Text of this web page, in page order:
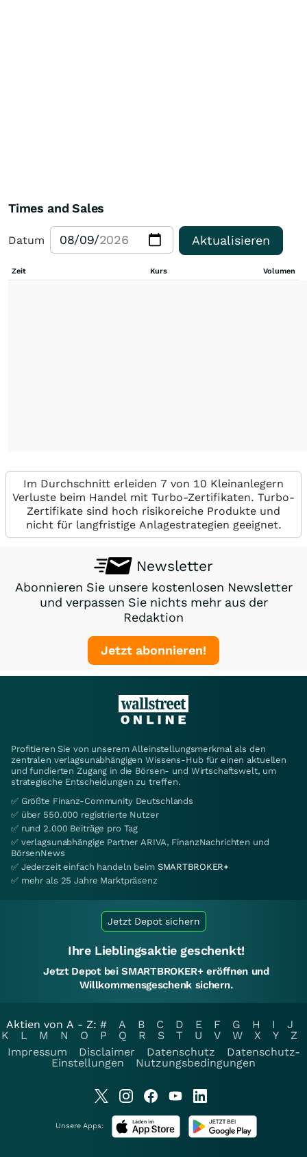
Times and Sales
Datum Aktualisieren
Zeit Kurs Volumen
Im Durchschnitt erleiden 7 von 10 Kleinanlegern
Verluste beim Handel mit Turbo-Zertifikaten. Turbo-
Zertifikate sind hoch risikoreiche Produkte und
nicht für langfristige Anlagestrategien geeignet.
Newsletter
Abonnieren Sie unsere kostenlosen Newsletter
und verpassen Sie nichts mehr aus der
Redaktion
Jetzt abonnieren!
Profitieren Sie von unserem Alleinstellungsmerkmal als den
zentralen verlagsunabhängigen Wissens-Hub für einen aktuellen
und fundierten Zugang in die Börsen- und Wirtschaftswelt, um
strategische Entscheidungen zu treffen.
✅ Größte Finanz-Community Deutschlands
✅ über 550.000 registrierte Nutzer
✅ rund 2.000 Beiträge pro Tag
✅ verlagsunabhängige Partner ARIVA, FinanzNachrichten und
BörsenNews
✅ Jederzeit einfach handeln beim SMARTBROKER+
✅ mehr als 25 Jahre Marktpräsenz
Jetzt Depot sichern
Ihre Lieblingsaktie geschenkt!
Jetzt Depot bei SMARTBROKER+ eröffnen und
Willkommensgeschenk sichern.
Aktien von A - Z: # A B C D E F G H I
J
K
L M N O P Q R S T U V W X Y
Z
Impressum
Disclaimer Datenschutz
Datenschutz-
Einstellungen
Nutzungsbedingungen
Unsere Apps: